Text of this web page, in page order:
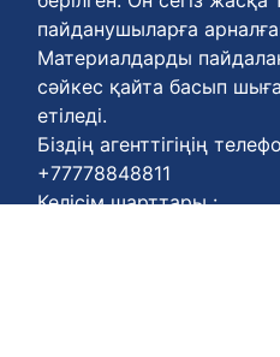
пайданушыларға
Материалдарды
сәйкес қайта басып
етіледі.
Біздің агенттігіңің
+77778848811
Келісім шарттары :